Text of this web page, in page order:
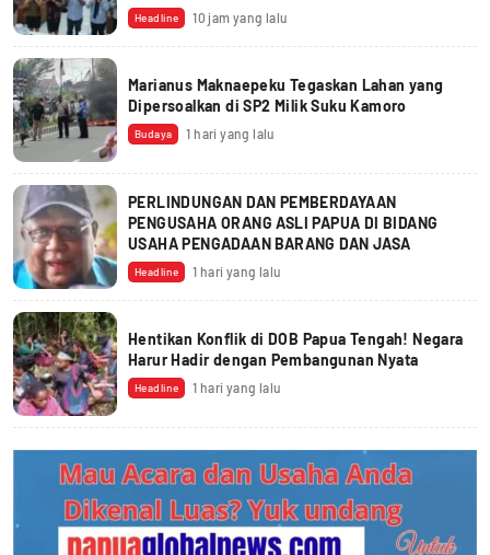
Headline 10 jam yang lalu
Marianus Maknaepeku Tegaskan Lahan yang
Dipersoalkan di SP2 Milik Suku Kamoro
Budaya 1 hari yang lalu
PERLINDUNGAN DAN PEMBERDAYAAN
PENGUSAHA ORANG ASLI PAPUA DI BIDANG
USAHA PENGADAAN BARANG DAN JASA
Headline 1 hari yang lalu
Hentikan Konflik di DOB Papua Tengah! Negara
Harur Hadir dengan Pembangunan Nyata
Headline 1 hari yang lalu